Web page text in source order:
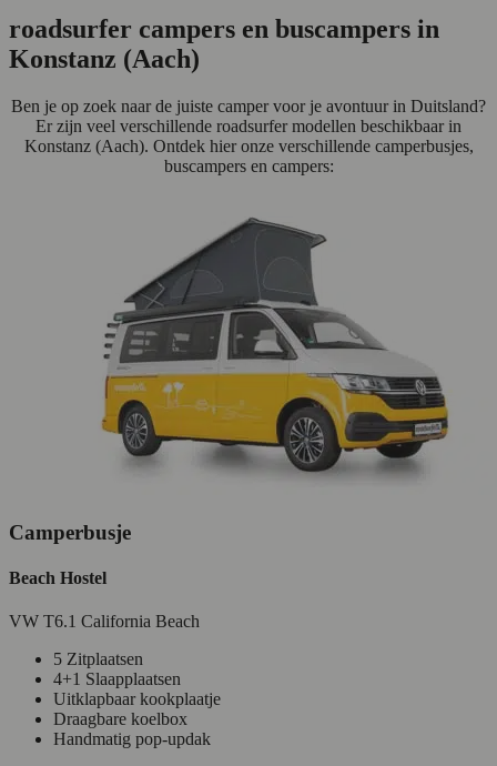
roadsurfer campers en buscampers in
Konstanz (Aach)
Ben je op zoek naar de juiste camper voor je avontuur in Duitsland?
Er zijn veel verschillende roadsurfer modellen beschikbaar in
Konstanz (Aach). Ontdek hier onze verschillende camperbusjes,
buscampers en campers:
Camperbusje
Beach Hostel
VW T6.1 California Beach
5 Zitplaatsen
4+1 Slaapplaatsen
Uitklapbaar kookplaatje
Draagbare koelbox
Handmatig pop-updak